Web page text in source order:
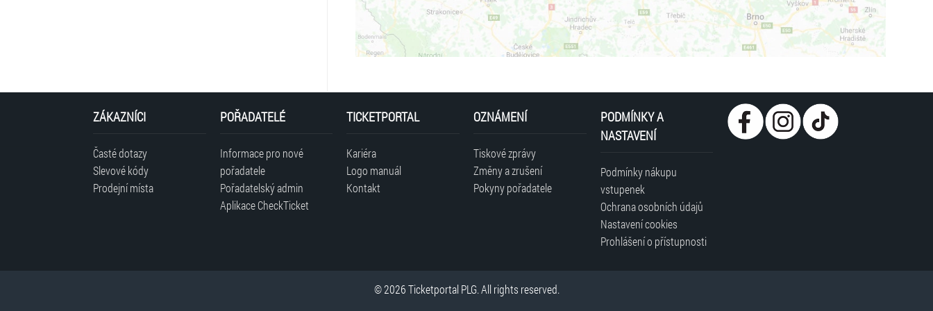
ZÁKAZNÍCI
Časté dotazy
Slevové kódy
Prodejní místa
POŘADATELÉ
Informace pro nové
pořadatele
Pořadatelský admin
Aplikace CheckTicket
TICKETPORTAL
Kariéra
Logo manuál
Kontakt
OZNÁMENÍ
Tiskové zprávy
Změny a zrušení
Pokyny pořadatele
PODMÍNKY A
NASTAVENÍ
Podmínky nákupu
vstupenek
Ochrana osobních údajů
Nastavení cookies
Prohlášení o přístupnosti
© 2026 Ticketportal PLG. All rights reserved.